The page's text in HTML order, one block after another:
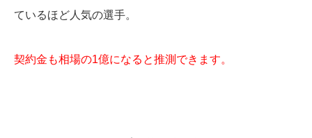
ているほど人気の選手。
契約金も相場の1億になると推測できます。